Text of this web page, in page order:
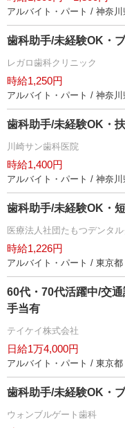
アルバイト・パート / 神奈川
歯科助手/未経験OK・
レガロ歯科クリニック
時給1,250円
アルバイト・パート / 神奈川
歯科助手/未経験OK・
川崎サン歯科医院
時給1,400円
アルバイト・パート / 神奈川
歯科助手/未経験OK・
医療法人社団たもつデンタ
時給1,226円
アルバイト・パート / 東京都
60代・70代活躍中/交
手当有
テイケイ株式会社
日給1万4,000円
アルバイト・パート / 東京都
歯科助手/未経験OK・
ウォンブルゲート歯科